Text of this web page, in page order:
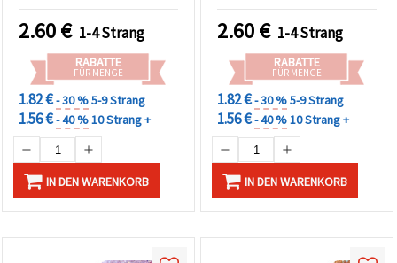
schimmernder AB-
Beschichtung ~130 Stk.
2.60€ 1-4 Strang
RABATTE
FÜR MENGE
1.82 €- 30 %5-9 Strang
1.56 €- 40 %10 Strang +
IN DEN WARENKORB
138 Stück (assortiert)
2.60€ 1-4 Strang
RABATTE
FÜR MENGE
1.82 €- 30 %5-9 Strang
1.56 €- 40 %10 Strang +
IN DEN WARENKORB